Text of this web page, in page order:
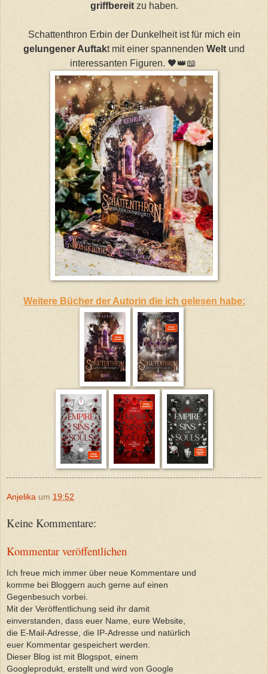
griffbereitzu haben.
Schattenthron Erbin der Dunkelheit ist für mich ein
gelungener Auftakt mit einer spannenden Welt und
interessanten Figuren. 🖤👑📖
Weitere Bücher der Autorin die ich gelesen habe:
Anjelika um 19:52
Keine Kommentare:
Kommentar veröffentlichen
Ich freue mich immer über neue Kommentare und
komme bei Bloggern auch gerne auf einen
Gegenbesuch vorbei.
Mit der Veröffentlichung seid ihr damit
einverstanden, dass euer Name, eure Website,
die E-Mail-Adresse, die IP-Adresse und natürlich
euer Kommentar gespeichert werden.
Dieser Blog ist mit Blogspot, einem
Googleprodukt, erstellt und wird von Google